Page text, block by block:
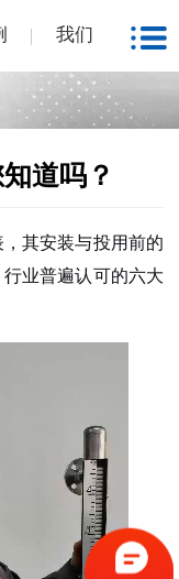
我们
道吗？
其安装与投用前的
业普遍认可的六大